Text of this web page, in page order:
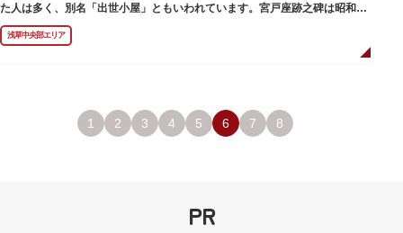
た人は多く、別名「出世小屋」ともいわれています。宮戸座跡之碑は昭和53
年（1978）に建てられました。
浅草中央部エリア
1 2 3 4 5 6 7 8
PR